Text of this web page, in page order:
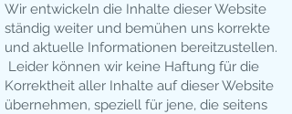
Wir entwickeln die Inhalte dieser Website
ständig weiter und bemühen uns korrekte
und aktuelle Informationen bereitzustellen.
Leider können wir keine Haftung für die
Korrektheit aller Inhalte auf dieser Website
übernehmen, speziell für jene, die seitens